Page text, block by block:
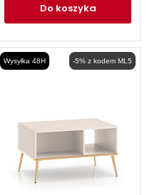
do koszyka
-5% z kodem ML5
Wysyłka 48H